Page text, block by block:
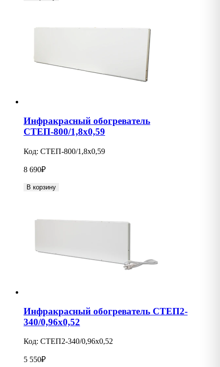
Инфракрасный обогреватель
СТЕП-800/1,8х0,59
Код: СТЕП-800/1,8х0,59
8 690₽
В корзину
Инфракрасный обогреватель СТЕП2-
340/0,96х0,52
Код: СТЕП2-340/0,96х0,52
5 550₽